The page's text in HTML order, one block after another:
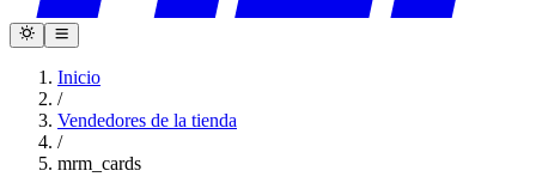
Inicio
/
Vendedores de la tienda
/
mrm_cards